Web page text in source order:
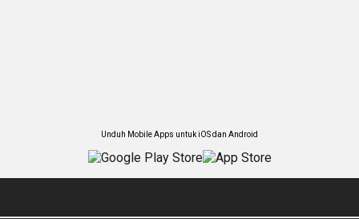
Unduh Mobile Apps untuk iOS dan Android